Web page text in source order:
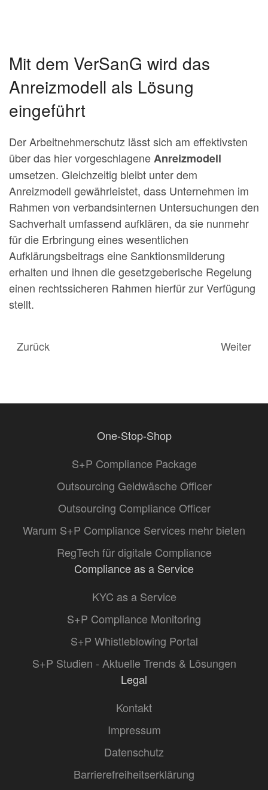
Mit dem VerSanG wird das
Anreizmodell als Lösung
eingeführt
Der Arbeitnehmerschutz lässt sich am effektivsten
über das hier vorgeschlageneAnreizmodell
umsetzen. Gleichzeitig bleibt unter dem
Anreizmodell gewährleistet, dass Unternehmen im
Rahmen von verbandsinternen Untersuchungen den
Sachverhalt umfassend aufklären, da sie nunmehr
für die Erbringung eines wesentlichen
Aufklärungsbeitrags eine Sanktionsmilderung
erhalten und ihnen die gesetzgeberische Regelung
einen rechtssicheren Rahmen hierfür zur Verfügung
stellt.
Zurück Weiter
One-Stop-Shop
S+P Compliance Package
Outsourcing Geldwäsche Officer
Outsourcing Compliance Officer
Warum S+P Compliance Services mehr bieten
RegTech für digitale Compliance
Compliance as a Service
KYC as a Service
S+P Compliance Monitoring
S+P Whistleblowing Portal
S+P Studien - Aktuelle Trends & Lösungen
Legal
Kontakt
Impressum
Datenschutz
Barrierefreiheitserklärung